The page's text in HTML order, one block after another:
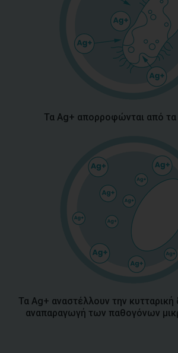
Τα Ag+ απορροφώνται από
Τα Ag+ αναστέλλουν την κυτταρική
αναπαραγωγή των παθογόνων